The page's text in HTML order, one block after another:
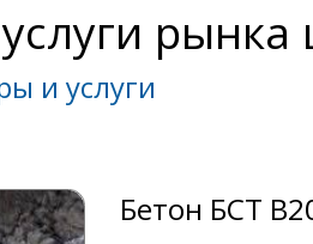
рынка
и услуги
Бетон БСТ